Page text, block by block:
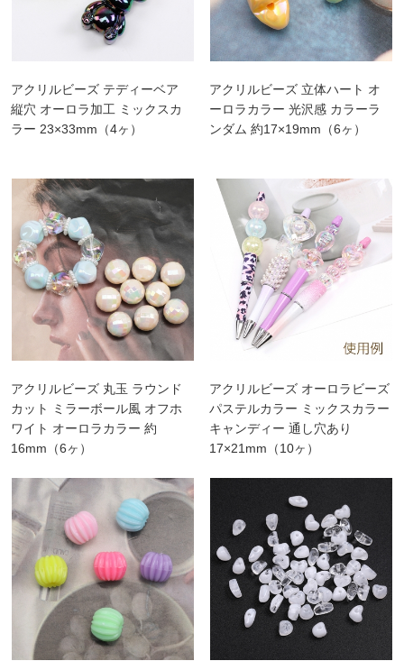
アクリルビーズ テディーベア
縦穴 オーロラ加工 ミックスカ
ラー 23×33mm（4ヶ）
アクリルビーズ 立体ハート オ
ーロラカラー 光沢感 カラーラ
ンダム 約17×19mm（6ヶ）
アクリルビーズ 丸玉 ラウンド
カット ミラーボール風 オフホ
ワイト オーロラカラー 約
16mm（6ヶ）
アクリルビーズ オーロラビーズ
パステルカラー ミックスカラー
キャンディー 通し穴あり
17×21mm（10ヶ）